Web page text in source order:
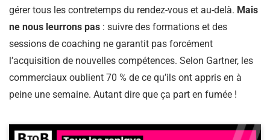
gérer tous les contretemps du rendez-vous et au-delà. Mais
ne nous leurrons pas : suivre des formations et des
sessions de coaching ne garantit pas forcément
l’acquisition de nouvelles compétences. Selon Gartner, les
commerciaux oublient 70 % de ce qu’ils ont appris en à
peine une semaine. Autant dire que ça part en fumée !